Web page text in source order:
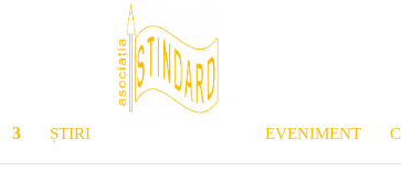
ȘTIRI EVENIMENT